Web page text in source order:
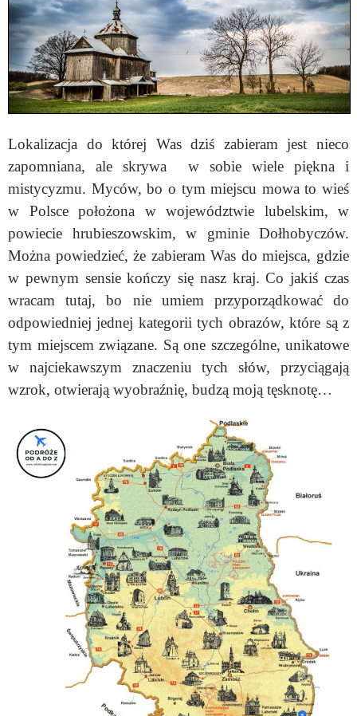
Lokalizacja do której Was dziś zabieram jest nieco
zapomniana, ale skrywa w sobie wiele piękna i
mistycyzmu. Myców, bo o tym miejscu mowa to wieś
w Polsce położona w województwie lubelskim, w
powiecie hrubieszowskim, w gminie Dołhobyczów.
Można powiedzieć, że zabieram Was do miejsca, gdzie
w pewnym sensie kończy się nasz kraj. Co jakiś czas
wracam tutaj, bo nie umiem przyporządkować do
odpowiedniej jednej kategorii tych obrazów, które są z
tym miejscem związane. Są one szczególne, unikatowe
w najciekawszym znaczeniu tych słów, przyciągają
wzrok, otwierają wyobraźnię, budzą moją tęsknotę…